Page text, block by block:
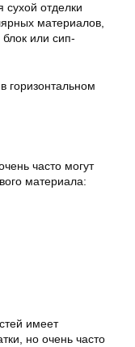
сухой отделки
материалов,
или сип-
горизонтальном
часто могут
материала:
имеет
но очень часто